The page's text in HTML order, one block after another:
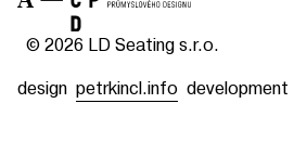
© 2026 LD Seating s.r.o.
design petrkincl.info development